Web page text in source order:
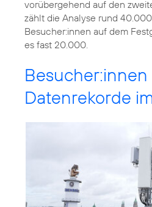
vorübergehend auf den
zählt die Analyse rund
Besucher:innen auf dem
es fast 20.000.
Datenrekorde